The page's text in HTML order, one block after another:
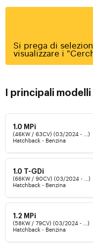
Si prega di
visualizzare i
I principali modelli
1.0 MPi
(46KW / 63CV) (03/2024 - ...)
Hatchback - Benzina
1.0 T-GDi
(66KW / 90CV) (03/2024 - ...)
Hatchback - Benzina
1.2 MPi
(58KW / 79CV) (03/2024 - ...)
Hatchback - Benzina